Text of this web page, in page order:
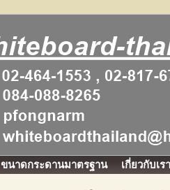
ขนาดกระดานมาตรฐาน เกี่ยวกับเรา